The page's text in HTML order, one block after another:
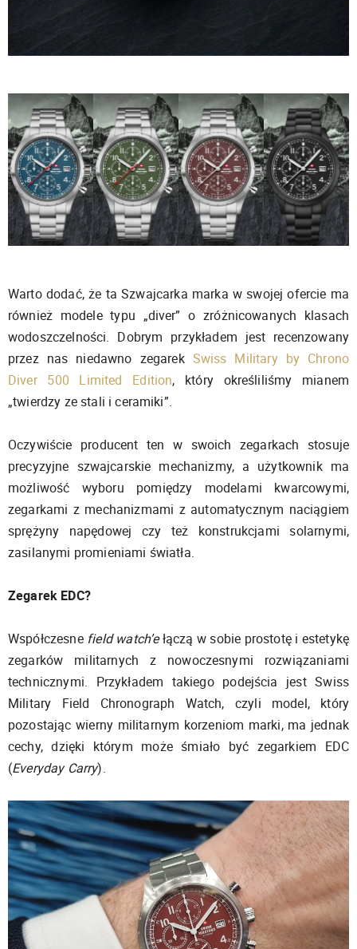
Warto dodać, że ta Szwajcarka marka w swojej ofercie ma
również modele typu „diver” o zróżnicowanych klasach
wodoszczelności. Dobrym przykładem jest recenzowany
przez nas niedawno zegarek Swiss Military by Chrono
Diver 500 Limited Edition, który określiliśmy mianem
„twierdzy ze stali i ceramiki”.
Oczywiście producent ten w swoich zegarkach stosuje
precyzyjne szwajcarskie mechanizmy, a użytkownik ma
możliwość wyboru pomiędzy modelami kwarcowymi,
zegarkami z mechanizmami z automatycznym naciągiem
sprężyny napędowej czy też konstrukcjami solarnymi,
zasilanymi promieniami światła.
Zegarek EDC?
Współczesne field watch’ełączą w sobie prostotę i estetykę
zegarków militarnych z nowoczesnymi rozwiązaniami
technicznymi. Przykładem takiego podejścia jest Swiss
Military Field Chronograph Watch, czyli model, który
pozostając wierny militarnym korzeniom marki, ma jednak
cechy, dzięki którym może śmiało być zegarkiem EDC
(Everyday Carry).